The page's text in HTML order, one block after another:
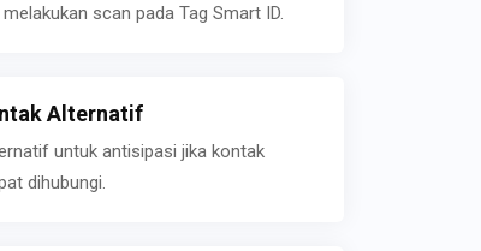
scan pada Tag Smart ID.
Alternatif
untuk antisipasi jika kontak
dihubungi.